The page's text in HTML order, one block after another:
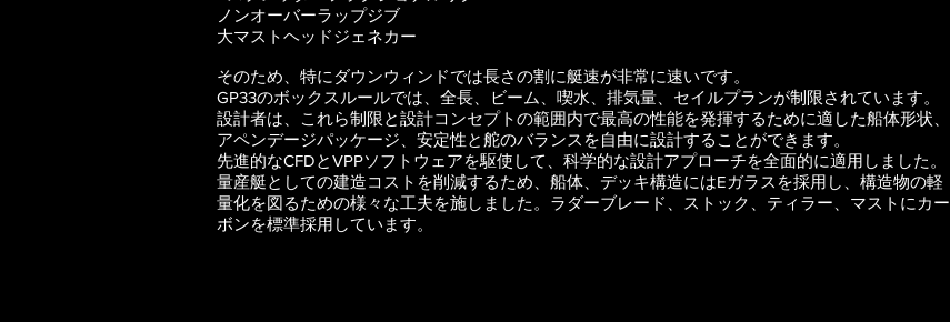
ノンオーバーラップジブ
大マストヘッドジェネカー
そのため、特にダウンウィンドでは長さの割に艇速が非常に速いです。
GP33のボックスルールでは、全長、ビーム、喫水、排気量、セイルプランが制限されています。
設計者は、これら制限と設計コンセプトの範囲内で最高の性能を発揮するために適した船体形状、
アペンデージパッケージ、安定性と舵のバランスを自由に設計することができます。
先進的なCFDとVPPソフトウェアを駆使して、科学的な設計アプローチを全面的に適用しました。
量産艇としての建造コストを削減するため、船体、デッキ構造にはEガラスを採用し、構造物の軽
量化を図るための様々な工夫を施しました。ラダーブレード、ストック、ティラー、マストにカー
ボンを標準採用しています。